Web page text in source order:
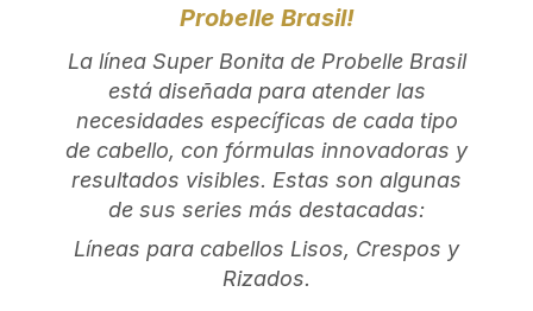
Probelle Brasil!
La línea Super Bonita de Probelle Brasil
está diseñada para atender las
necesidades específicas de cada tipo
de cabello, con fórmulas innovadoras y
resultados visibles. Estas son algunas
de sus series más destacadas:
Líneas para cabellos Lisos, Crespos y
Rizados.